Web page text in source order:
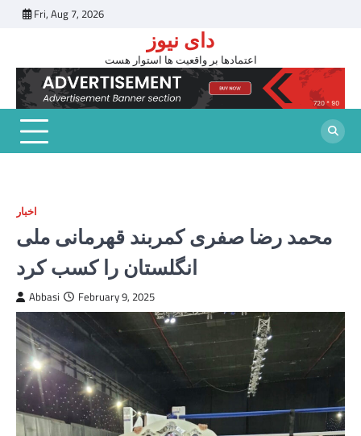
Fri, Aug 7, 2026
دای نیوز
اعتمادها بر واقعیت ها استوار هست
اخبار
محمد رضا صفری کمربند قهرمانی ملی
انگلستان را کسب کرد
Abbasi February 9, 2025